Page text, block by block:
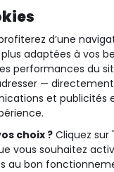
d’une
adaptées à vos
performances du
—
et publicités
choix ? Cliquez sur
vous souhaitez
au bon